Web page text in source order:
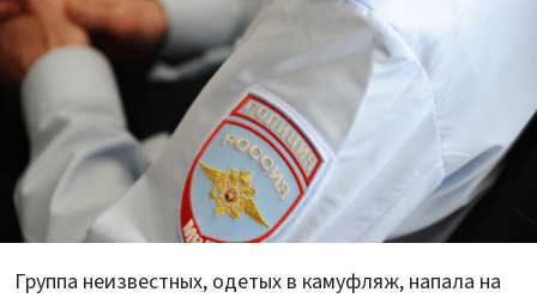
Группа неизвестных, одетых в камуфляж, напала на